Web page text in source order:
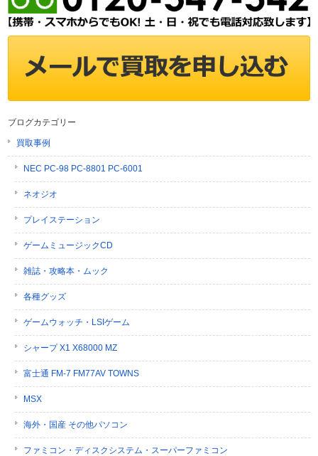
ブログカテゴリー
買取事例
NEC PC-98 PC-8801 PC-6001
ネオジオ
プレイステーション
ゲームミュージックCD
雑誌・攻略本・ムック
各種グッズ
ゲームウォッチ・LSIゲーム
シャープ X1 X68000 MZ
富士通 FM-7 FM77AV TOWNS
MSX
海外・国産 その他パソコン
ファミコン・ディスクシステム・スーパーファミコン